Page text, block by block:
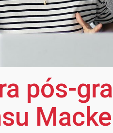
pós-